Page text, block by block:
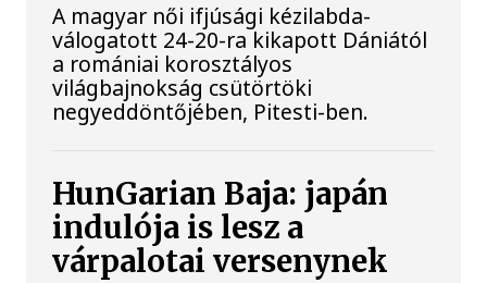
A magyar női ifjúsági kézilabda-
válogatott 24-20-ra kikapott Dániától
a romániai korosztályos
világbajnokság csütörtöki
negyeddöntőjében, Pitesti-ben.
HunGarian Baja: japán
indulója is lesz a
várpalotai versenynek